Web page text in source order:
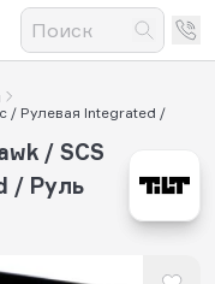
/ Рулевая Integrated /
/ SCS
/ Руль